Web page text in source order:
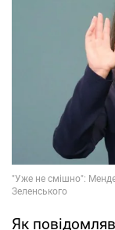
Як повідомляв